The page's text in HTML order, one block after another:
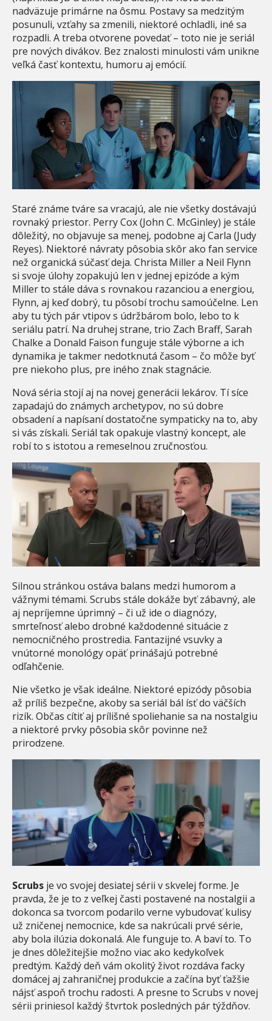
nadväzuje primárne na ôsmu. Postavy sa medzitým
posunuli, vzťahy sa zmenili, niektoré ochladli, iné sa
rozpadli. A treba otvorene povedať – toto nie je seriál
pre nových divákov. Bez znalosti minulosti vám unikne
veľká časť kontextu, humoru aj emócií.
Staré známe tváre sa vracajú, ale nie všetky dostávajú
rovnaký priestor. Perry Cox (John C. McGinley) je stále
dôležitý, no objavuje sa menej, podobne aj Carla (Judy
Reyes). Niektoré návraty pôsobia skôr ako fan service
než organická súčasť deja. Christa Miller a Neil Flynn
si svoje úlohy zopakujú len v jednej epizóde a kým
Miller to stále dáva s rovnakou razanciou a energiou,
Flynn, aj keď dobrý, tu pôsobí trochu samoúčelne. Len
aby tu tých pár vtipov s údržbárom bolo, lebo to k
seriálu patrí. Na druhej strane, trio Zach Braff, Sarah
Chalke a Donald Faison funguje stále výborne a ich
dynamika je takmer nedotknutá časom – čo môže byť
pre niekoho plus, pre iného znak stagnácie.
Nová séria stojí aj na novej generácii lekárov. Tí síce
zapadajú do známych archetypov, no sú dobre
obsadení a napísaní dostatočne sympaticky na to, aby
si vás získali. Seriál tak opakuje vlastný koncept, ale
robí to s istotou a remeselnou zručnosťou.
Silnou stránkou ostáva balans medzi humorom a
vážnymi témami. Scrubs stále dokáže byť zábavný, ale
aj nepríjemne úprimný – či už ide o diagnózy,
smrteľnosť alebo drobné každodenné situácie z
nemocničného prostredia. Fantazijné vsuvky a
vnútorné monológy opäť prinášajú potrebné
odľahčenie.
Nie všetko je však ideálne. Niektoré epizódy pôsobia
až príliš bezpečne, akoby sa seriál bál ísť do väčších
rizík. Občas cítiť aj prílišné spoliehanie sa na nostalgiu
a niektoré prvky pôsobia skôr povinne než
prirodzene.
Scrubs je vo svojej desiatej sérii v skvelej forme. Je
pravda, že je to z veľkej časti postavené na nostalgii a
dokonca sa tvorcom podarilo verne vybudovať kulisy
už zničenej nemocnice, kde sa nakrúcali prvé série,
aby bola ilúzia dokonalá. Ale funguje to. A baví to. To
je dnes dôležitejšie možno viac ako kedykoľvek
predtým. Každý deň vám okolitý život rozdáva facky
domácej aj zahraničnej produkcie a začína byť ťažšie
nájsť aspoň trochu radosti. A presne to Scrubs v novej
sérii priniesol každý štvrtok posledných pár týždňov.